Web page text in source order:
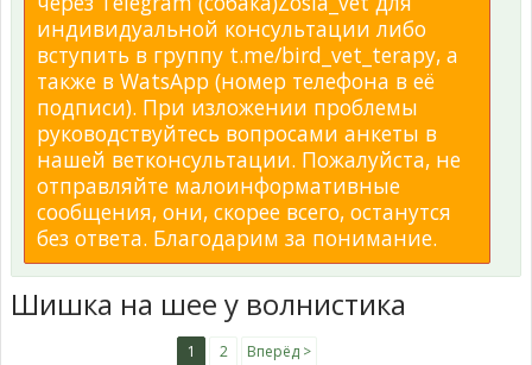
индивидуальной консультации либо
вступить в группу t.me/bird_vet_terapy, а
также в WatsApp (номер телефона в её
подписи). При изложении проблемы
руководствуйтесь вопросами анкеты в
нашей ветконсультации. Пожалуйста, не
отправляйте малоинформативные
сообщения, они, скорее всего, останутся
без ответа. Благодарим за понимание.
Шишка на шее у волнистика
1 2 Вперёд >